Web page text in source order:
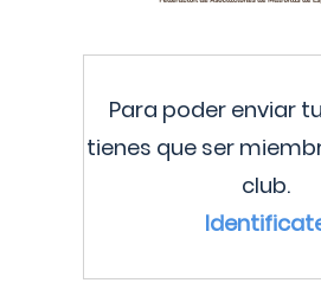
Para poder enviar
tienes que ser
club.